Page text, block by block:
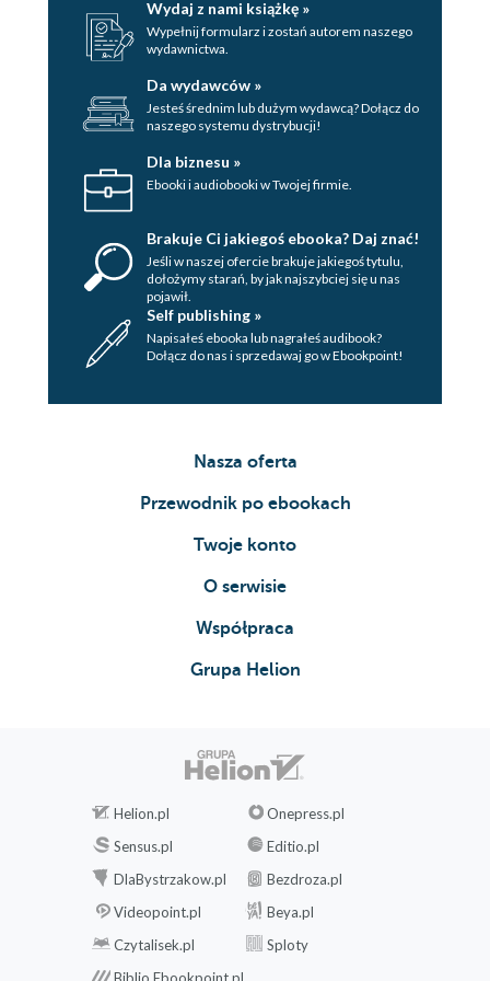
(179)
Wykorzystywanie Pythona do pobierania plików z
serwera FTP (182)
8. Przetwarzanie HTML (187)
Przetwarzanie adresów URL (188)
Otwieranie dokumentów HTML (191)
Pobieranie łączy z dokumentów HTML (194)
Pobieranie obrazków z dokumentów HTML (196)
Pobieranie tekstu z dokumentów HTML (199)
Pobieranie plików cookie (201)
Dodawanie cudzysłowów do wartości atrybutów w
Ładowanie dokumentu XML (210)
Sprawdzanie poprawności składniowej
dokumentów XML (212)
Dostęp do węzłów potomnych (214)
Dostęp do atrybutów elementów (219)
Przeszukiwanie dokumentów XML (227)
Ekstrakcja tekstu z dokumentów XML (231)
10. Programowanie usług sieciowych (237)
Tworzenie stron internetowych w HTML za
pomocą skryptów CGI (238)
Wydaj z nami książkę »
Wypełnij formularz i zostań autorem naszego
wydawnictwa.
Da wydawców »
Jesteś średnim lub dużym wydawcą? Dołącz do
naszego systemu dystrybucji!
Dla biznesu »
Ebooki i audiobooki w Twojej firmie.
Brakuje Ci jakiegoś ebooka? Daj znać!
Jeśli w naszej ofercie brakuje jakiegoś tytulu,
dołożymy starań, by jak najszybciej się u nas
pojawił.
Self publishing »
Napisałeś ebooka lub nagrałeś audibook?
Dołącz do nas i sprzedawaj go w Ebookpoint!
Nasza oferta
Przewodnik po ebookach
Twoje konto
O serwisie
Współpraca
Grupa Helion
Helion.pl
Onepress.pl
Sensus.pl
Editio.pl
DlaBystrzakow.pl
Bezdroza.pl
Videopoint.pl
Beya.pl
Czytalisek.pl
Sploty